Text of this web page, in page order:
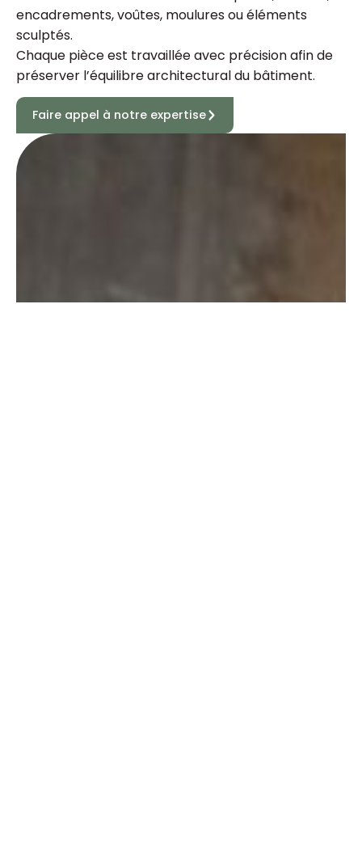
encadrements, voûtes, moulures ou éléments
sculptés.
Chaque pièce est travaillée avec précision afin de
préserver l’équilibre architectural du bâtiment.
Faire appel à notre expertise